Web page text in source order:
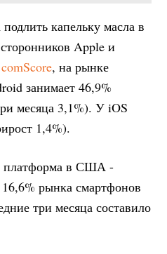
капельку масла в
Apple и
, на рынке
занимает 46,9%
месяца 3,1%). У iOS
1,4%).
платформа в США -
рынка смартфонов
три месяца составило